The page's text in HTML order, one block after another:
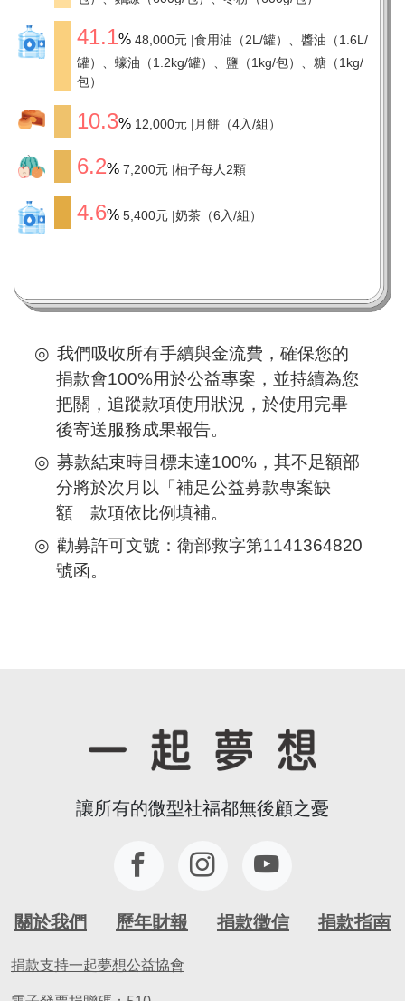
讓所有的微型社福都無後顧之憂
關於我們 歷年財報 捐款徵信 捐款指南
捐款支持一起夢想公益協會